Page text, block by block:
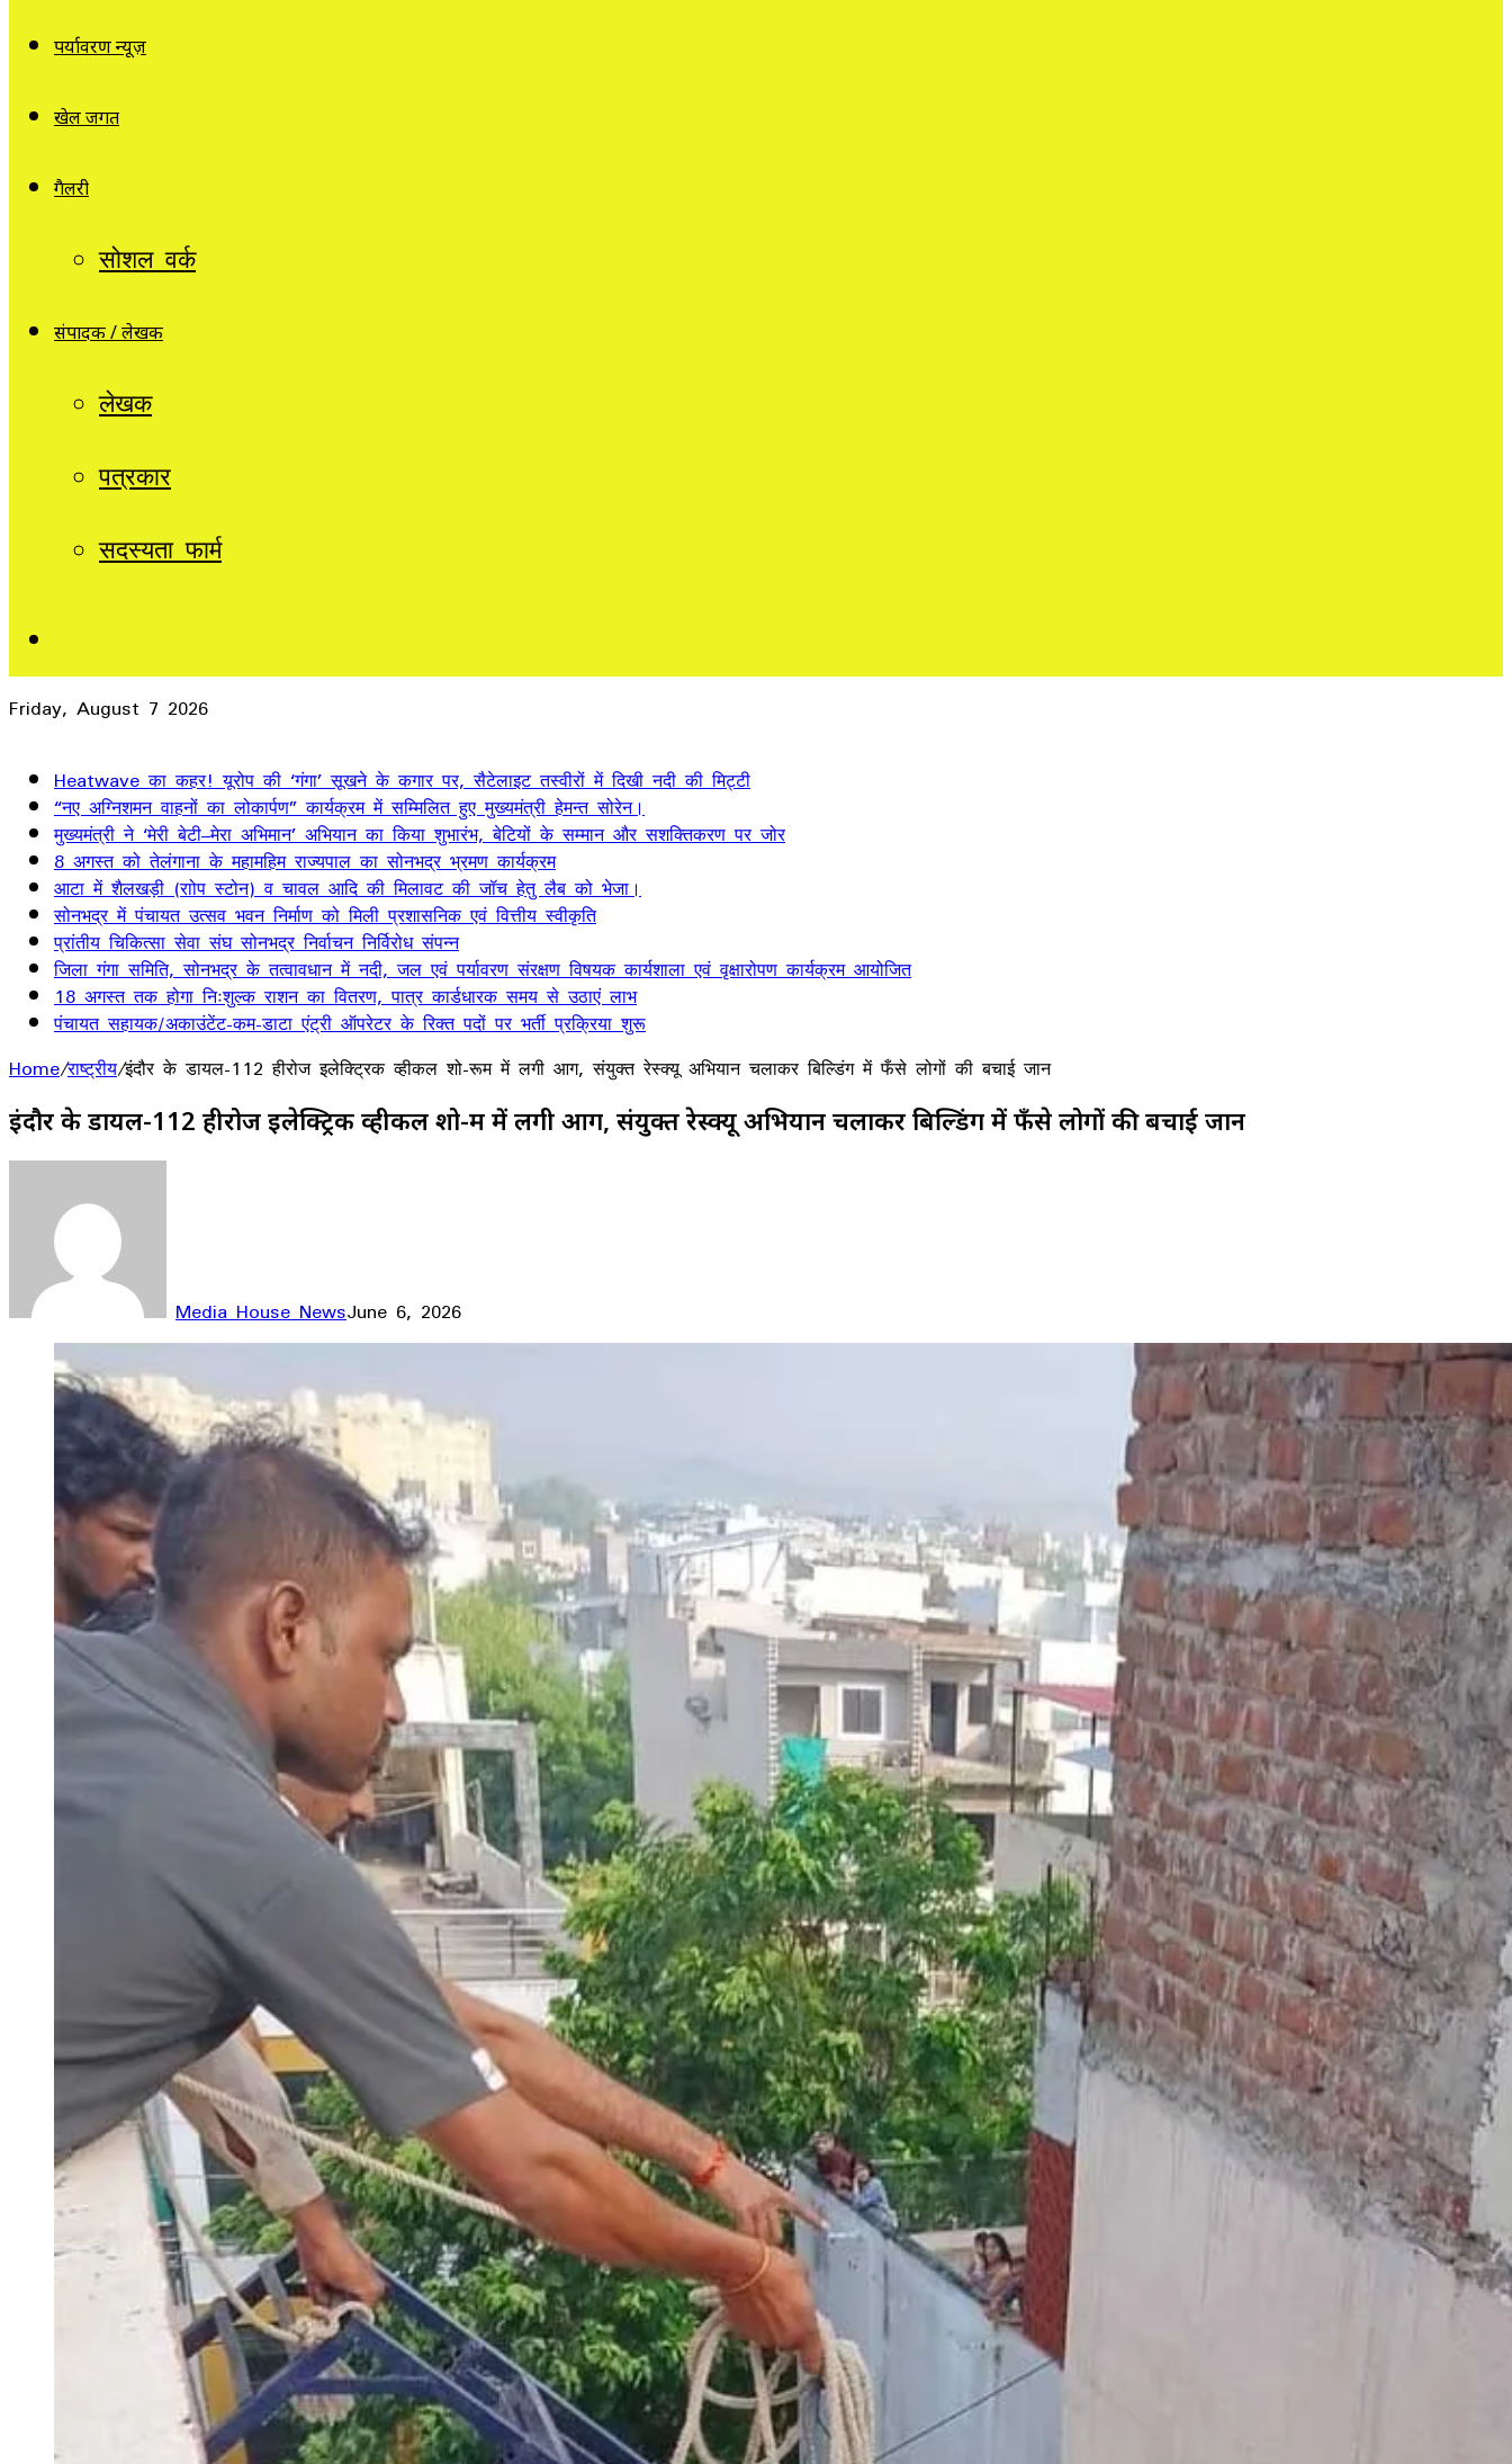
पर्यावरण न्यूज़
खेल जगत
गैलरी
सोशल वर्क
संपादक / लेखक
लेखक
पत्रकार
सदस्यता फार्म
Friday, August 7 2026
Heatwave का कहर! यूरोप की ‘गंगा’ सूखने के कगार पर, सैटेलाइट तस्वीरों में दिखी नदी की मिट्टी
“नए अग्निशमन वाहनों का लोकार्पण” कार्यक्रम में सम्मिलित हुए मुख्यमंत्री हेमन्त सोरेन।
मुख्यमंत्री ने ‘मेरी बेटी–मेरा अभिमान’ अभियान का किया शुभारंभ, बेटियों के सम्मान और सशक्तिकरण पर जोर
8 अगस्त को तेलंगाना के महामहिम राज्यपाल का सोनभद्र भ्रमण कार्यक्रम
आटा में शैलखड़ी (राोप स्टोन) व चावल आदि की मिलावट की जॉच हेतु लैब को भेजा।
सोनभद्र में पंचायत उत्सव भवन निर्माण को मिली प्रशासनिक एवं वित्तीय स्वीकृति
प्रांतीय चिकित्सा सेवा संघ सोनभद्र निर्वाचन निर्विरोध संपन्न
जिला गंगा समिति, सोनभद्र के तत्वावधान में नदी, जल एवं पर्यावरण संरक्षण विषयक कार्यशाला एवं वृक्षारोपण कार्यक्रम आयोजित
18 अगस्त तक होगा निःशुल्क राशन का वितरण, पात्र कार्डधारक समय से उठाएं लाभ
पंचायत सहायक/अकाउंटेंट-कम-डाटा एंट्री ऑपरेटर के रिक्त पदों पर भर्ती प्रक्रिया शुरू
Home/राष्ट्रीय/इंदौर के डायल-112 हीरोज इलेक्ट्रिक व्हीकल शो-रूम में लगी आग, संयुक्त रेस्क्यू अभियान चलाकर बिल्डिंग में फँसे लोगों की बचाई जान
इंदौर के डायल-112 हीरोज इलेक्ट्रिक व्हीकल शो-रूम में लगी आग, संयुक्त रेस्क्यू अभियान चलाकर बिल्डिंग में फँसे लोगों की बचाई जान
Media House NewsJune 6, 2026
Facebook
LinkedIn
WhatsApp
Telegram